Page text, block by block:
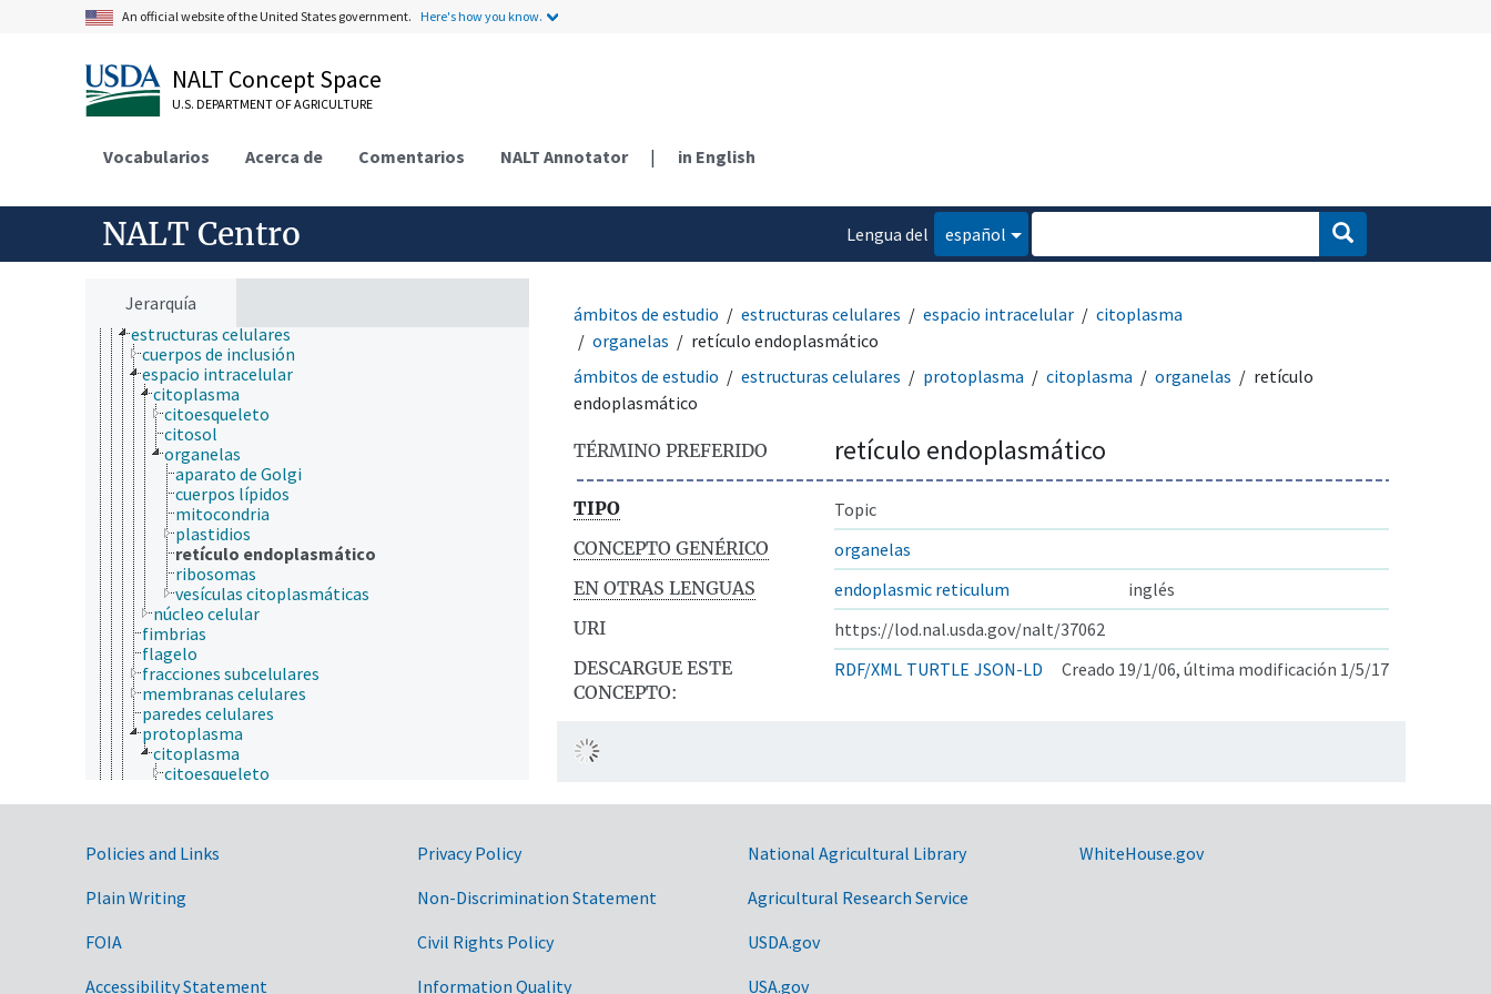
An official website of the United States government. Here's how you know.
NALT Concept Space
U.S. DEPARTMENT OF AGRICULTURE
Vocabularios Acerca de Comentarios NALT Annotator | in English
NALT Centro
Lengua del
español
Jerarquía
agricultura
agronomía
ambiente
bioinformática
células
citogenética
componentes de las paredes celulares
espacio extracelular
espacios intercelulares
estructuras celulares
cuerpos de inclusión
espacio intracelular
citoplasma
citoesqueleto
citosol
organelas
aparato de Golgi
cuerpos lípidos
mitocondria
plastidios
retículo endoplasmático
ribosomas
vesículas citoplasmáticas
núcleo celular
fimbrias
flagelo
fracciones subcelulares
membranas celulares
paredes celulares
protoplasma
citoplasma
citoesqueleto
cuerpos lípidos
plastidios
retículo endoplasmático
ámbitos de estudio estructuras celulares espacio intracelular
citoplasma
organelas
retículo endoplasmático
ámbitos de estudio
estructuras celulares protoplasma citoplasma organelas
retículo
endoplasmático
TÉRMINO PREFERIDO retículo endoplasmático
TIPO
Topic
CONCEPTO GENÉRICO
organelas
EN OTRAS LENGUAS
endoplasmic reticulum
inglés
URI
https://lod.nal.usda.gov/nalt/37062
DESCARGUE ESTE
CONCEPTO:
RDF/XML TURTLE JSON-LD Creado 19/1/06, última modificación 1/5/17
Government Links
Policies and Links
Plain Writing
FOIA
Accessibility Statement
Privacy Policy
Non-Discrimination Statement
Civil Rights Policy
Information Quality
National Agricultural Library
Agricultural Research Service
USDA.gov
USA.gov
WhiteHouse.gov